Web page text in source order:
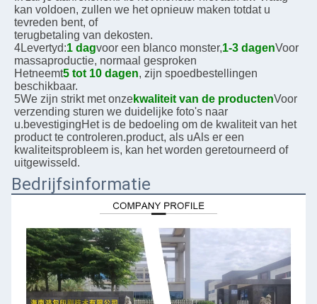
kan voldoen, zullen we het opnieuw maken totdat u
tevreden bent, of
terugbetaling van dekosten.
4Levertyd:1 dagvoor een blanco monster,1-3 dagenVoor
massaproductie, normaal gesproken
Hetneemt5 tot 10 dagen, zijn spoedbestellingen
beschikbaar.
5We zijn strikt met onzekwaliteit van de productenVoor
verzending sturen we duidelijke foto's naar
u.bevestigingHet is de bedoeling om de kwaliteit van het
product te controleren.product, als uAls er een
kwaliteitsprobleem is, kan het worden geretourneerd of
uitgewisseld.
Bedrijfsinformatie